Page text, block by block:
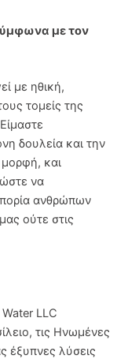
με τον
με ηθική,
τομείς της
δουλεία και την
και
να
ανθρώπων
ούτε στις
LLC
τις Ηνωμένες
έξυπνες λύσεις